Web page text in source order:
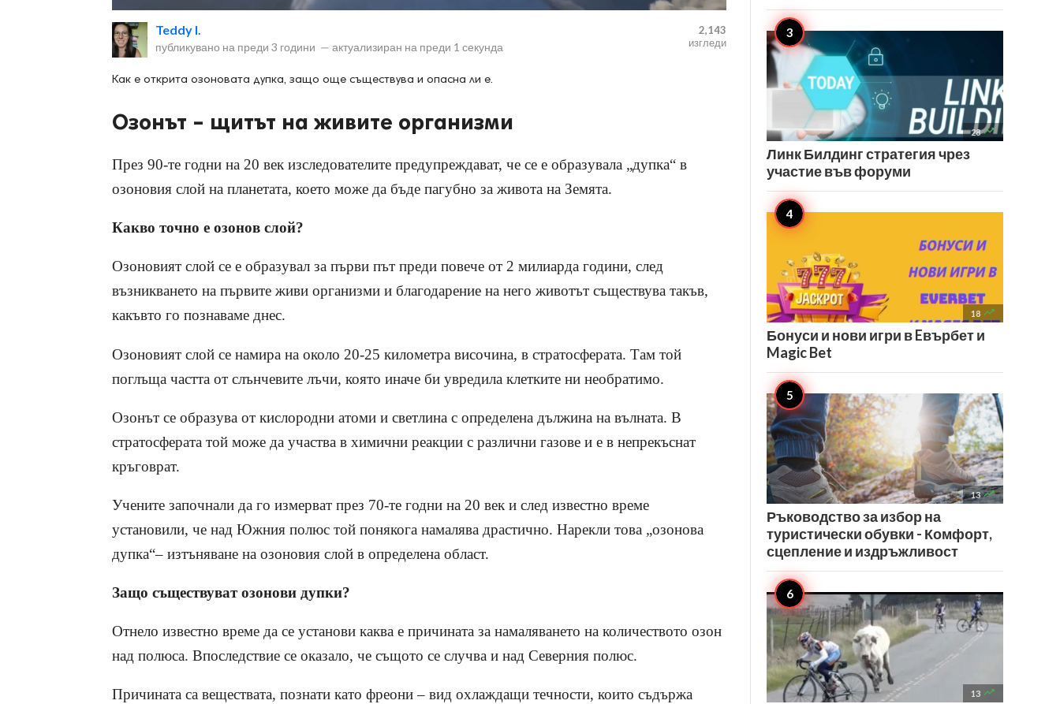
Teddy I.
публикувано на преди 3 години — актуализиран на преди 1 секунда
2,143
изгледи
Как е открита озоновата дупка, защо още съществува и опасна ли е.
Озонът – щитът на живите организми
През 90-те годни на 20 век изследователите предупреждават, че се е образувала „дупка“ в
озоновия слой на планетата, което може да бъде пагубно за живота на Земята.
Какво точно е озонов слой?
Озоновият слой се е образувал за първи път преди повече от 2 милиарда години, след
възникването на първите живи организми и благодарение на него животът съществува такъв,
какъвто го познаваме днес.
Озоновият слой се намира на около 20-25 километра височина, в стратосферата. Там той
поглъща частта от слънчевите лъчи, която иначе би увредила клетките ни необратимо.
Озонът се образува от кислородни атоми и светлина с определена дължина на вълната. В
стратосферата той може да участва в химични реакции с различни газове и е в непрекъснат
кръговрат.
Учените започнали да го измерват през 70-те годни на 20 век и след известно време
установили, че над Южния полюс той понякога намалява драстично. Нарекли това „озонова
дупка“– изтъняване на озоновия слой в определена област.
Защо съществуват озонови дупки?
Отнело известно време да се установи каква е причината за намаляването на количеството озон
над полюса. Впоследствие се оказало, че същото се случва и над Северния полюс.
Причината са веществата, познати като фреони – вид охлаждащи течности, които съдържа
28 
Линк Билдинг стратегия чрез
участие във форуми
18 
Бонуси и нови игри в Eвърбет и
Magic Bet
13 
Ръководство за избор на
туристически обувки - Комфорт,
сцепление и издръжливост
13 